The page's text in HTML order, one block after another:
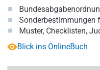
Sonderbestimmungen
Muster, Checklisten,
Blick ins OnlineBuch